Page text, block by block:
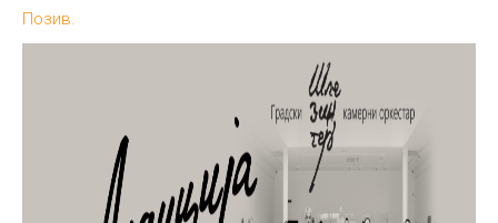
Позив.